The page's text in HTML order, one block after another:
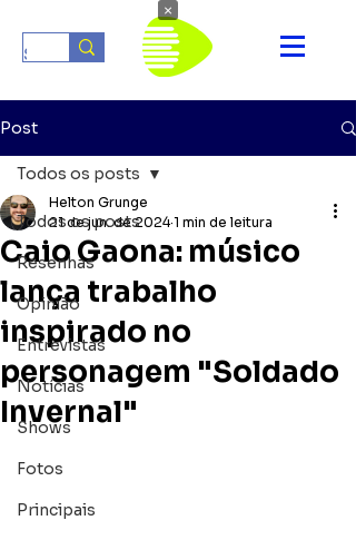
Post
Todos os posts
Resenhas
Opinião
Entrevistas
Notícias
Shows
Fotos
Principais
Todos os posts
Caio Gaona: músico
lança trabalho
inspirado no
personagem "Soldado
Invernal"
Helton Grunge
21 de jun. de 2024 1 min de leitura
×